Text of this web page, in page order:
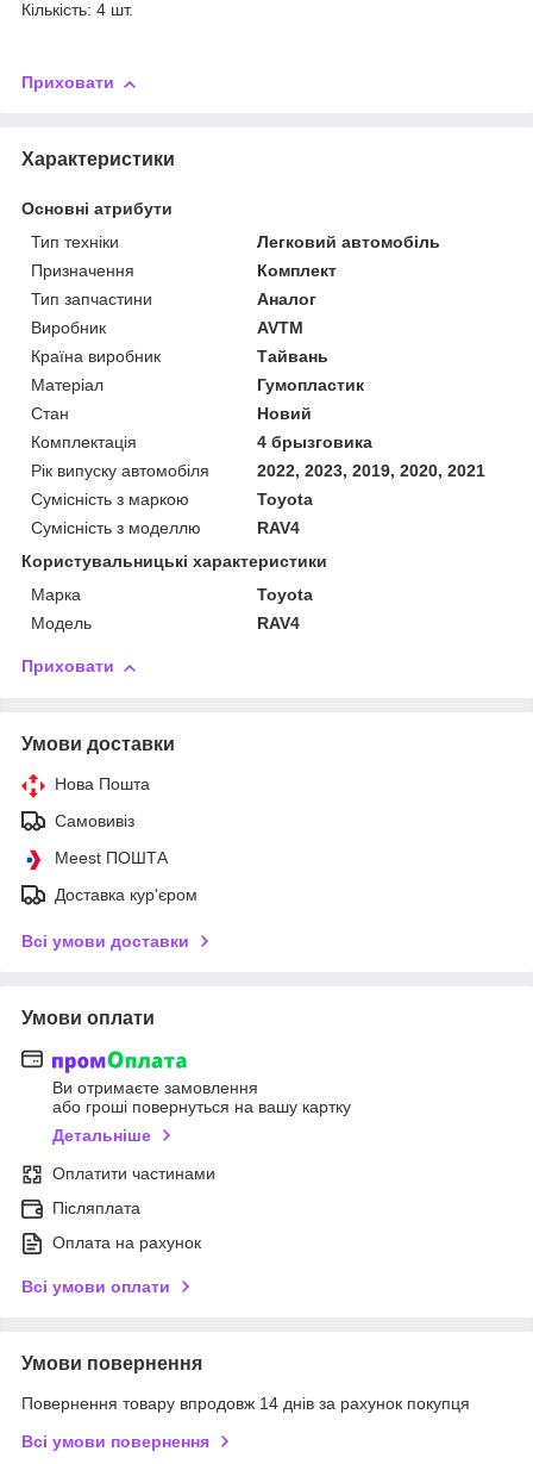
Кількість: 4 шт.
Приховати
Характеристики
Основні атрибути
Тип техніки
Легковий автомобіль
Призначення
Комплект
Тип запчастини
Аналог
Виробник
AVTM
Країна виробник
Тайвань
Матеріал
Гумопластик
Стан
Новий
Комплектація
4 брызговика
Рік випуску автомобіля
2022, 2023, 2019, 2020, 2021
Сумісність з маркою
Toyota
Сумісність з моделлю
RAV4
Користувальницькі характеристики
Марка
Toyota
Модель
RAV4
Приховати
Умови доставки
Нова Пошта
Самовивіз
Meest ПОШТА
Доставка кур'єром
Всі умови доставки
Умови оплати
Ви отримаєте замовлення
або гроші повернуться на вашу картку
Детальніше
Оплатити частинами
Післяплата
Оплата на рахунок
Всі умови оплати
Умови повернення
Повернення товару впродовж 14 днів за рахунок покупця
Всі умови повернення